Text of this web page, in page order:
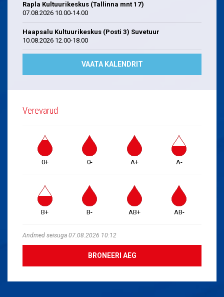
Rapla Kultuurikeskus (Tallinna mnt 17)
07.08.2026 10.00-14.00
Haapsalu Kultuurikeskus (Posti 3) Suvetuur
10.08.2026 12.00-18.00
VAATA KALENDRIT
Verevarud
0+ 0- A+ A-
B+ B- AB+ AB-
Andmed seisuga 07.08.2026 10:12
BRONEERI AEG